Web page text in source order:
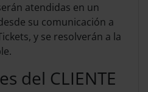
atendidas en un
su comunicación a
y se resolverán a la
del CLIENTE